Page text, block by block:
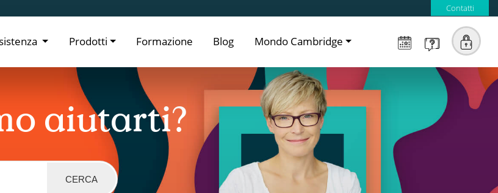
Contatti
Prodotti Formazione Blog Mondo Cambridge
aiutarti?
CERCA